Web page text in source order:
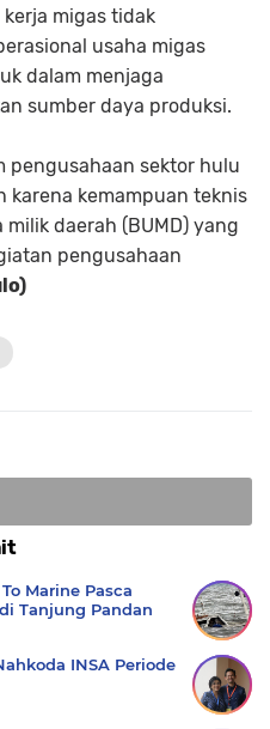
migas tidak
usaha migas
dalam menjaga
sumber daya produksi.
pengusahaan sektor hulu
karena kemampuan teknis
daerah (BUMD) yang
pengusahaan
Marine Pasca
Tanjung Pandan
INSA Periode